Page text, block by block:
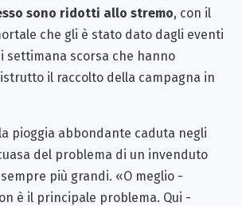
sono ridotti allo stremo, con il
che gli è stato dato dagli eventi
settimana scorsa che hanno
il raccolto della campagna in
pioggia abbondante caduta negli
del problema di un invenduto
più grandi. «O meglio -
è il principale problema. Qui -